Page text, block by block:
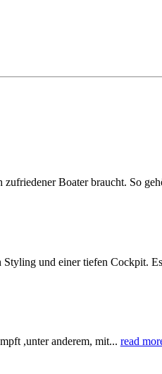
Boater braucht. So
und einer tiefen Cockpit.
,unter anderem, mit... read